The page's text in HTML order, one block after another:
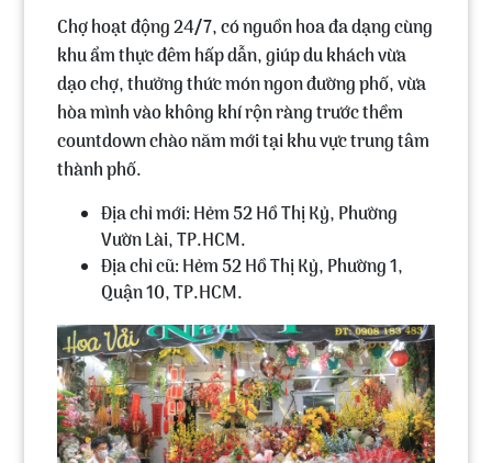
Chợ hoạt động 24/7, có nguồn hoa đa dạng cùng
khu ẩm thực đêm hấp dẫn, giúp du khách vừa
dạo chợ, thưởng thức món ngon đường phố, vừa
hòa mình vào không khí rộn ràng trước thềm
countdown chào năm mới tại khu vực trung tâm
thành phố.
Địa chỉ mới: Hẻm 52 Hồ Thị Kỷ, Phường
Vườn Lài, TP.HCM.
Địa chỉ cũ: Hẻm 52 Hồ Thị Kỷ, Phường 1,
Quận 10, TP.HCM.